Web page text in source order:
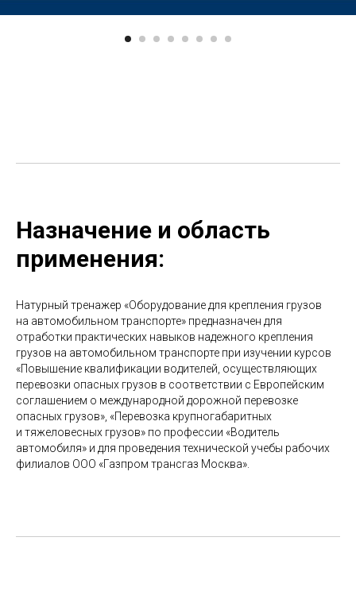
Назначение и область
применения:
Натурный тренажер «Оборудование для крепления грузов
на автомобильном транспорте» предназначен для
отработки практических навыков надежного крепления
грузов на автомобильном транспорте при изучении курсов
«Повышение квалификации водителей, осуществляющих
перевозки опасных грузов в соответствии с Европейским
соглашением о международной дорожной перевозке
опасных грузов», «Перевозка крупногабаритных
и тяжеловесных грузов» по профессии «Водитель
автомобиля» и для проведения технической учебы рабочих
филиалов ООО «Газпром трансгаз Москва».